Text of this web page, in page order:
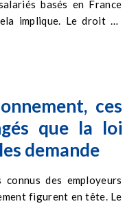
basés en France
implique. Le droit du
38,8 heures par
plein en 2024. Ce chiffre
qui assimilent
plus nuancée, et plus
ces
que la loi
demande
connus des employeurs
figurent en tête. Le